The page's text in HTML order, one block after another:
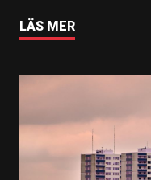
LÄS MER